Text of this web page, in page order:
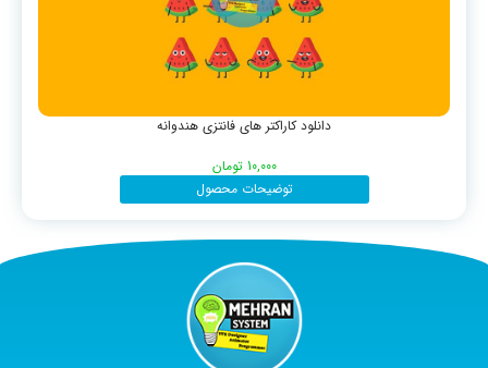
دانلود کاراکتر های فانتزی هندوانه
10,000 تومان
توضیحات محصول